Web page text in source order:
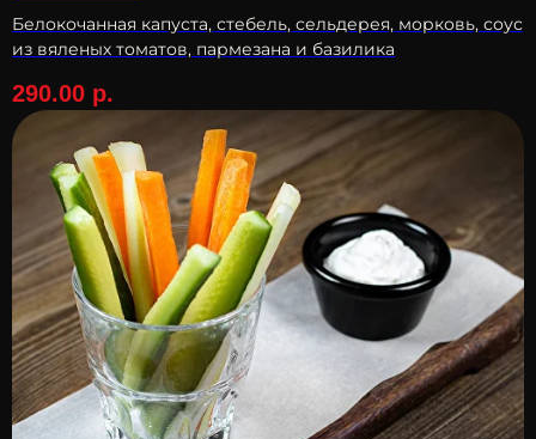
Белокочанная капуста, стебель, сельдерея, морковь, соус
из вяленых томатов, пармезана и базилика
290.00 р.